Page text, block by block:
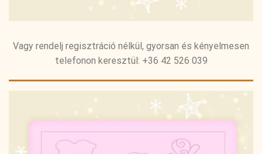
Vagy rendelj regisztráció nélkül, gyorsan és kényelmesen
telefonon keresztül: +36 42 526 039